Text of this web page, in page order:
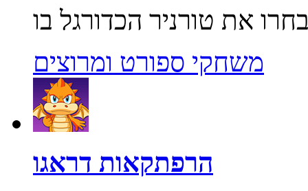
משחקי ספורט ומרוצים
הרפתקאות דראגו